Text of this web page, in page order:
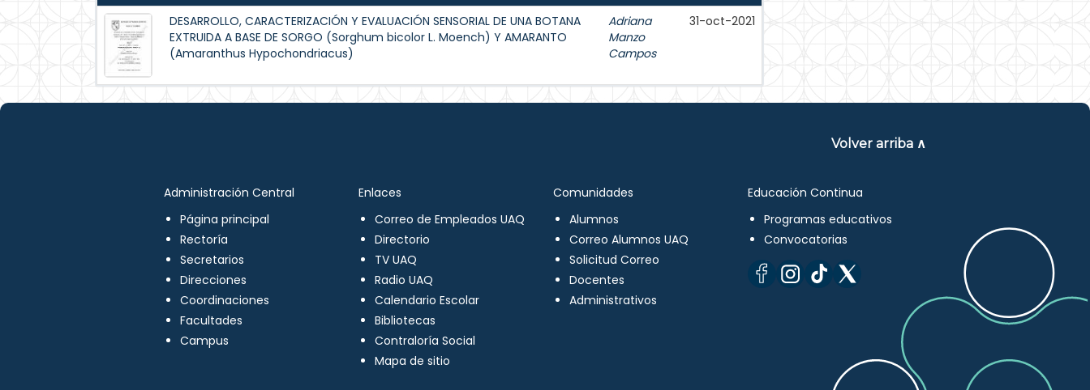
DESARROLLO, CARACTERIZACIÓN Y EVALUACIÓN SENSORIAL DE UNA BOTANA
EXTRUIDA A BASE DE SORGO (Sorghum bicolor L. Moench) Y AMARANTO
(Amaranthus Hypochondriacus)
Adriana
Manzo
Campos
31-oct-2021
Volver arriba ∧
Administración Central
Página principal
Rectoría
Secretarios
Direcciones
Coordinaciones
Facultades
Campus
Enlaces
Correo de Empleados UAQ
Directorio
TV UAQ
Radio UAQ
Calendario Escolar
Bibliotecas
Contraloría Social
Mapa de sitio
Comunidades
Alumnos
Correo Alumnos UAQ
Solicitud Correo
Docentes
Administrativos
Educación Continua
Programas educativos
Convocatorias